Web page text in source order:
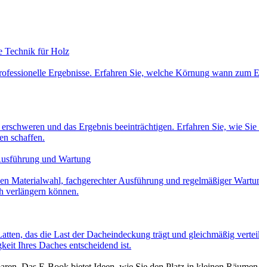
Technik für Holz
Ergebnisse. Erfahren Sie, welche Körnung wann zum
und das Ergebnis beeinträchtigen. Erfahren Sie, wie
schaffen.
und Wartung
Materialwahl, fachgerechter Ausführung und regelmäßiger
verlängern können.
das die Last der Dacheindeckung trägt und gleichmäßig
Ihres Daches entscheidend ist.